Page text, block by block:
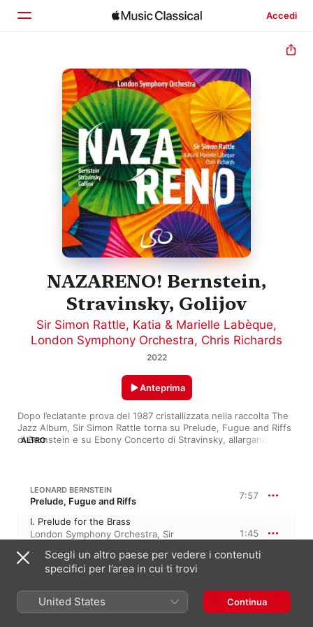
Accedi
Home
Scopri
Cerca
NAZARENO! Bernstein,
Stravinsky, Golijov
Sir Simon Rattle, Katia & Marielle Labèque,
London Symphony Orchestra, Chris Richards
2022
Dopo l’eclatante prova del 1987 cristallizzata nella raccolta The
Jazz Album, Sir Simon Rattle torna su Prelude, Fugue and Riffs
di Bernstein e su Ebony Concerto di Stravinsky, allargando il
i ritmi e le trame sudamericane di Nazareno, dove a brillare
sono i tasti delle sorelle Katia e Marielle Labèque, che
contrasti.
ALTRO
Anteprima
LEONARD BERNSTEIN
Prelude, Fugue and Riffs 7:57
I. Prelude for the Brass
London Symphony Orchestra, Sir
1:45
II. Fugue for the Saxes
Sir Simon Rattle, London Symphony
III. Riffs for Everyone
Katia & Marielle Labèque
4:23
Scegli un altro paese per vedere i contenuti
specifici per l’area in cui ti trovi
United States Continua